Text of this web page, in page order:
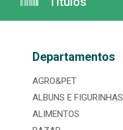
Departamentos
AGRO&PET
ALBUNS E FIGURINHAS
ALIMENTOS